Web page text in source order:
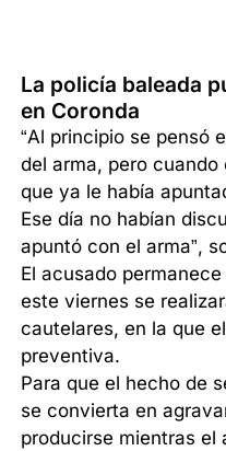
La policía baleada
en Coronda
“Al principio se pensó
del arma, pero
que ya le había
Ese día no habían
apuntó con el arma”,
El acusado
este viernes se
cautelares, en la que
preventiva.
Para que el hecho de
se convierta en
producirse mientras el